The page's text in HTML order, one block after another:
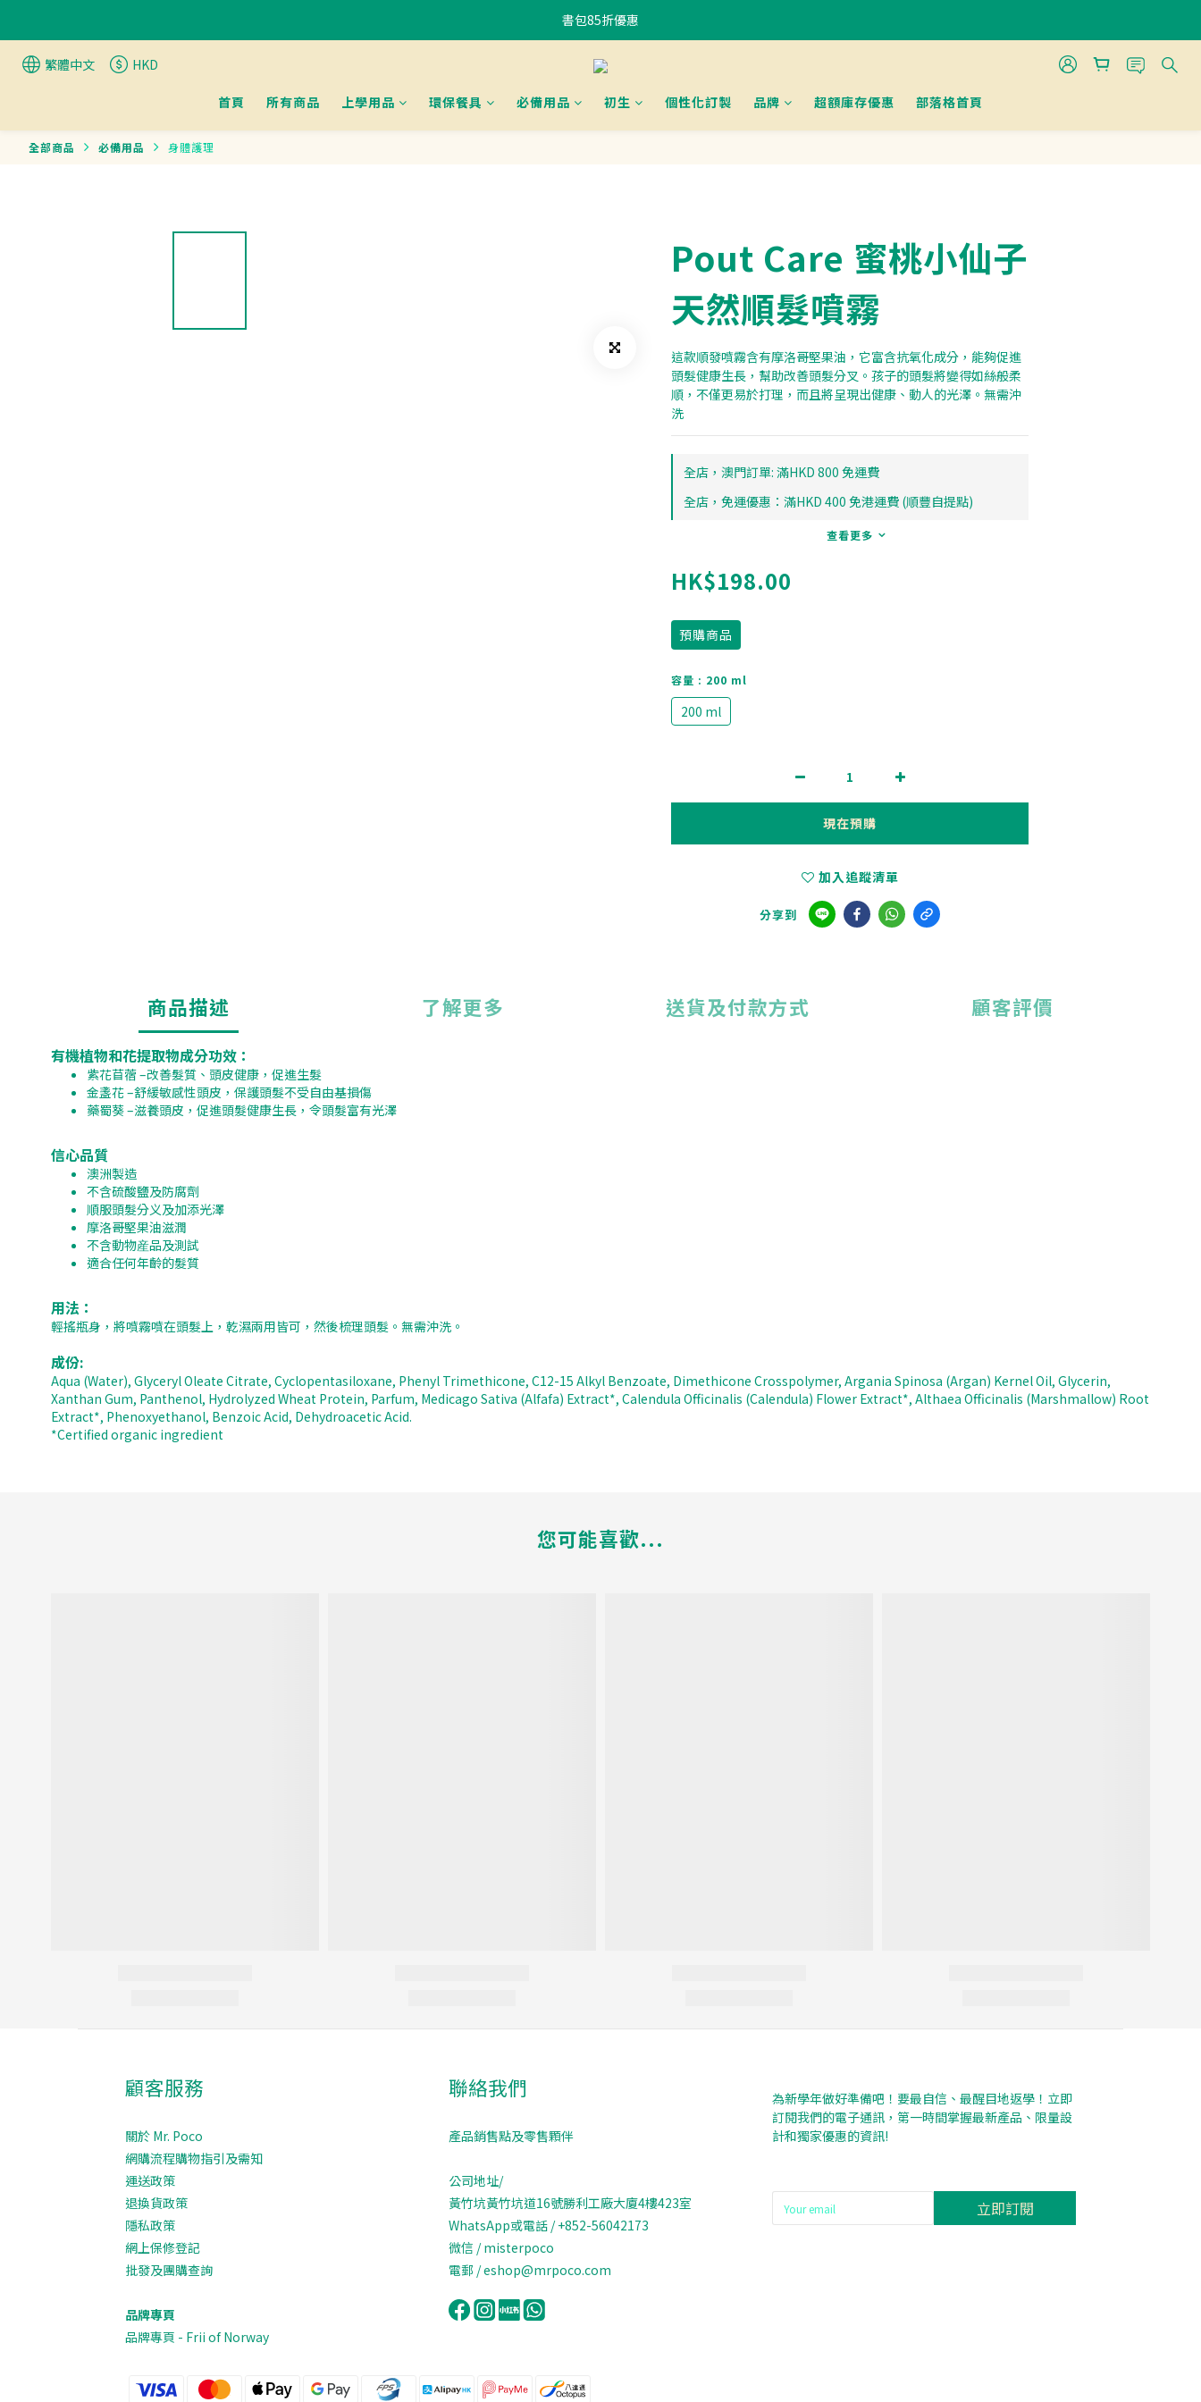
書包85折優惠
書包85折優惠
購物滿$400香港免運費 、滿$800澳門免運費
繁體中文 HKD
首頁 所有商品 上學用品 環保餐具 必備用品 初生 個性化訂製 品牌 超額庫存優惠 部落格首頁
全部商品 必備用品 身體護理
Pout Care 蜜桃小仙子
天然順髮噴霧
這款順發噴霧含有摩洛哥堅果油，它富含抗氧化成分，能夠促進
頭髮健康生長，幫助改善頭髮分叉。孩子的頭髮將變得如絲般柔
順，不僅更易於打理，而且將呈現出健康、動人的光澤。無需沖
洗
全店，澳門訂單: 滿HKD 800 免運費
全店，免運優惠：滿HKD 400 免港運費 (順豐自提點)
查看更多
HK$198.00
預購商品
容量 : 200 ml
200 ml
現在預購
加入追蹤清單
分享到
商品描述 了解更多 送貨及付款方式 顧客評價
有機植物和花提取物成分功效：
紫花苜蓿 –改善髮質、頭皮健康，促進生髮
金盞花 –舒緩敏感性頭皮，保護頭髮不受自由基損傷
藥蜀葵 –滋養頭皮，促進頭髮健康生長，令頭髮富有光澤
信心品質
澳洲製造
不含硫酸鹽及防腐劑
順服頭髮分义及加添光澤
摩洛哥堅果油滋潤
不含動物産品及測試
適合任何年齡的髮質
用法：
輕搖瓶身，將噴霧噴在頭髮上，乾濕兩用皆可，然後梳理頭髮。無需沖洗。
成份:
Aqua (Water), Glyceryl Oleate Citrate, Cyclopentasiloxane, Phenyl Trimethicone, C12-15 Alkyl Benzoate, Dimethicone Crosspolymer, Argania Spinosa (Argan) Kernel Oil, Glycerin,
Xanthan Gum, Panthenol, Hydrolyzed Wheat Protein, Parfum, Medicago Sativa (Alfafa) Extract*, Calendula Officinalis (Calendula) Flower Extract*, Althaea Officinalis (Marshmallow) Root
Extract*, Phenoxyethanol, Benzoic Acid, Dehydroacetic Acid.
*Certified organic ingredient
您可能喜歡...
顧客服務
關於 Mr. Poco
網購流程購物指引及需知
運送政策
退換貨政策
隱私政策
網上保修登記
批發及團購查詢
品牌專頁
品牌專頁 - Frii of Norway
聯絡我們
產品銷售點及零售顆伴
公司地址/
黃竹坑黃竹坑道16號勝利工廠大廈4樓423室
WhatsApp或電話 / +852-56042173
微信 / misterpoco
電郵 / eshop@mrpoco.com
為新學年做好準備吧！要最自信、最醒目地返學！立即
訂閱我們的電子通訊，第一時間掌握最新產品、限量設
計和獨家優惠的資訊!
立即訂閱